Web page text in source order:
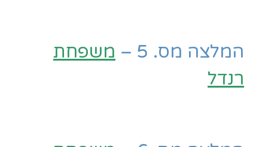
המלצה מס. 5 –
משפחת
רנדל